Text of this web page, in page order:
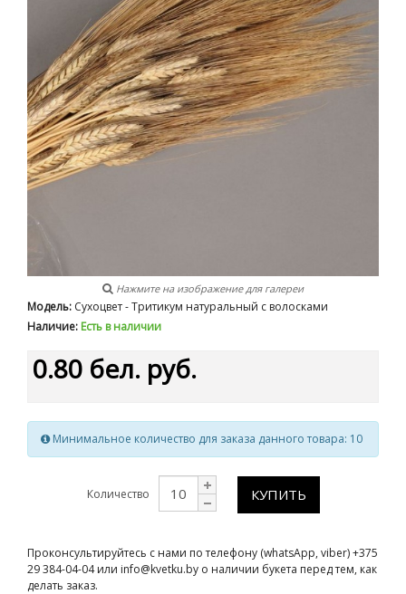
Нажмите на изображение для галереи
Модель: Сухоцвет - Тритикум натуральный с волосками
Наличие: Есть в наличии
0.80 бел. руб.
Минимальное количество для заказа данного товара: 10
Количество КУПИТЬ
Проконсультируйтесь с нами по телефону (whatsApp, viber) +375
29 384-04-04 или info@kvetku.by о наличии букета перед тем, как
делать заказ.